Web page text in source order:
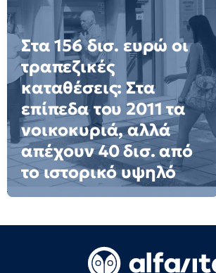
Στα 156 δισ. ευρώ οι
τραπεζικές
καταθέσεις: Στα
επίπεδα του 2011 τα
νοικοκυριά, αλλά
απέχουν 40 δισ. από
το ιστορικό υψηλό